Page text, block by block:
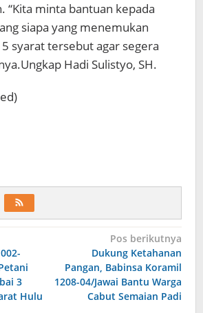
“Kita minta bantuan kepada
siapa yang menemukan
syarat tersebut agar segera
Hadi Sulistyo, SH.
3
Hulu
Pos berikutnya
Dukung Ketahanan
Pangan, Babinsa Koramil
1208-04/Jawai Bantu Warga
Cabut Semaian Padi